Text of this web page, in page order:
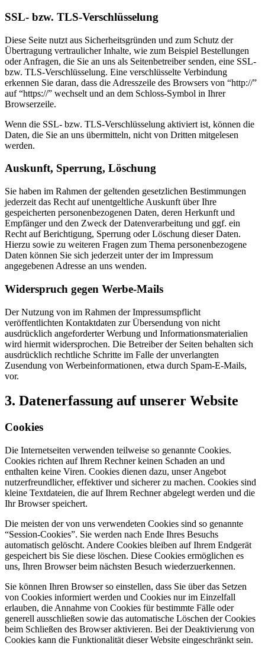
SSL- bzw. TLS-Verschlüsselung
Diese Seite nutzt aus Sicherheitsgründen und zum Schutz der
Übertragung vertraulicher Inhalte, wie zum Beispiel Bestellungen
oder Anfragen, die Sie an uns als Seitenbetreiber senden, eine SSL-
bzw. TLS-Verschlüsselung. Eine verschlüsselte Verbindung
erkennen Sie daran, dass die Adresszeile des Browsers von “http://”
auf “https://” wechselt und an dem Schloss-Symbol in Ihrer
Browserzeile.
Wenn die SSL- bzw. TLS-Verschlüsselung aktiviert ist, können die
Daten, die Sie an uns übermitteln, nicht von Dritten mitgelesen
werden.
Auskunft, Sperrung, Löschung
Sie haben im Rahmen der geltenden gesetzlichen Bestimmungen
jederzeit das Recht auf unentgeltliche Auskunft über Ihre
gespeicherten personenbezogenen Daten, deren Herkunft und
Empfänger und den Zweck der Datenverarbeitung und ggf. ein
Recht auf Berichtigung, Sperrung oder Löschung dieser Daten.
Hierzu sowie zu weiteren Fragen zum Thema personenbezogene
Daten können Sie sich jederzeit unter der im Impressum
angegebenen Adresse an uns wenden.
Widerspruch gegen Werbe-Mails
Der Nutzung von im Rahmen der Impressumspflicht
veröffentlichten Kontaktdaten zur Übersendung von nicht
ausdrücklich angeforderter Werbung und Informationsmaterialien
wird hiermit widersprochen. Die Betreiber der Seiten behalten sich
ausdrücklich rechtliche Schritte im Falle der unverlangten
Zusendung von Werbeinformationen, etwa durch Spam-E-Mails,
vor.
3. Datenerfassung auf unserer Website
Cookies
Die Internetseiten verwenden teilweise so genannte Cookies.
Cookies richten auf Ihrem Rechner keinen Schaden an und
enthalten keine Viren. Cookies dienen dazu, unser Angebot
nutzerfreundlicher, effektiver und sicherer zu machen. Cookies sind
kleine Textdateien, die auf Ihrem Rechner abgelegt werden und die
Ihr Browser speichert.
Die meisten der von uns verwendeten Cookies sind so genannte
“Session-Cookies”. Sie werden nach Ende Ihres Besuchs
automatisch gelöscht. Andere Cookies bleiben auf Ihrem Endgerät
gespeichert bis Sie diese löschen. Diese Cookies ermöglichen es
uns, Ihren Browser beim nächsten Besuch wiederzuerkennen.
Sie können Ihren Browser so einstellen, dass Sie über das Setzen
von Cookies informiert werden und Cookies nur im Einzelfall
erlauben, die Annahme von Cookies für bestimmte Fälle oder
generell ausschließen sowie das automatische Löschen der Cookies
beim Schließen des Browser aktivieren. Bei der Deaktivierung von
Cookies kann die Funktionalität dieser Website eingeschränkt sein.